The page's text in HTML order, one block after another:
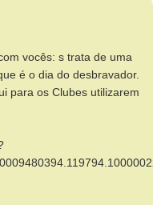
vocês: s trata de uma
é o dia do desbravador.
para os Clubes utilizarem